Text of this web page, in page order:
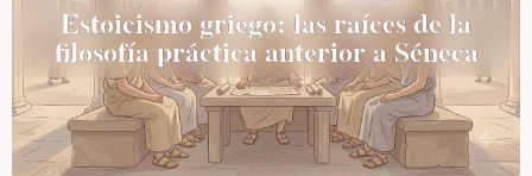
Estoicismo griego: las raíces de la
filosofía práctica anterior a Séneca